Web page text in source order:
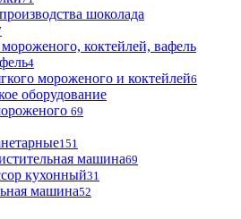
шоколада
коктейлей, вафель
4
мороженого и коктейлей6
оборудование
69
151
машина69
кухонный31
машина52